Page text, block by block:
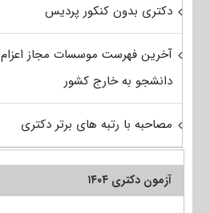
دکتری بدون کنکور پردیس
آخرین فهرست موسسات مجاز اعزام
دانشجو به خارج کشور
مصاحبه با رتبه های برتر دکتری
آزمون دکتری ۱۴۰۴